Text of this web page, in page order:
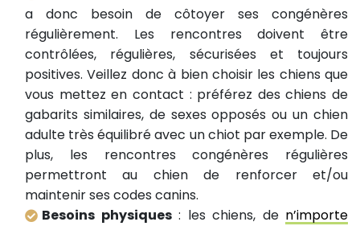
a donc besoin de côtoyer ses congénères
régulièrement. Les rencontres doivent être
contrôlées, régulières, sécurisées et toujours
positives. Veillez donc à bien choisir les chiens que
vous mettez en contact : préférez des chiens de
gabarits similaires, de sexes opposés ou un chien
adulte très équilibré avec un chiot par exemple. De
plus, les rencontres congénères régulières
permettront au chien de renforcer et/ou
maintenir ses codes canins.
Besoins physiques: les chiens, de n’importe